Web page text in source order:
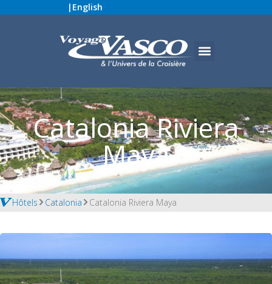
| English
Catalonia Riviera
Maya
Hôtels Catalonia Catalonia Riviera Maya